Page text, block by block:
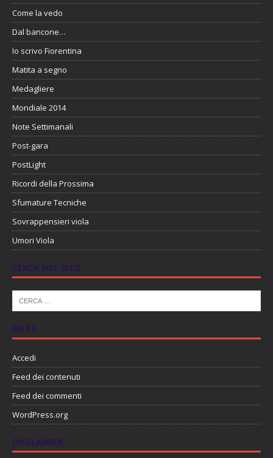
Come la vedo
Dal bancone…
Io scrivo Fiorentina
Matita a segno
Medagliere
Mondiale 2014
Note Settimanali
Post-gara
PostLight
Ricordi della Prossima
Sfumature Tecniche
Sovrappensieri viola
Umori Viola
CERCA NEL SITO
META
Accedi
Feed dei contenuti
Feed dei commenti
WordPress.org
DISCLAIMER